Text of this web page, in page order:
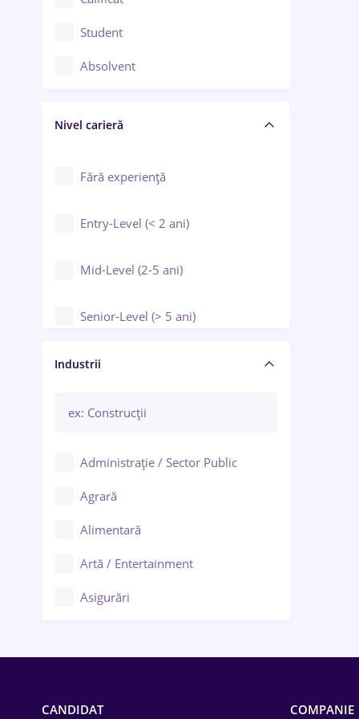
Construcții / Instalații
Controlul calității
Educație / Training / Arte
Student
Absolvent
Nivel carieră
Fără experiență
Entry-Level (< 2 ani)
Mid-Level (2-5 ani)
Senior-Level (> 5 ani)
Manager / Executiv
Industrii
Administrație / Sector Public
Agrară
Alimentară
Artă / Entertainment
Asigurări
CANDIDAT COMPANIE